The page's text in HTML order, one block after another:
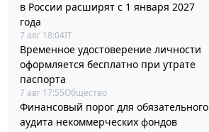
в России расширят с 1 января 2027
года
7 авг 18:04IT
Временное удостоверение личности
оформляется бесплатно при утрате
паспорта
7 авг 17:55Общество
Финансовый порог для обязательного
аудита некоммерческих фондов